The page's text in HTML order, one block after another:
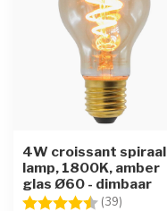
4W croissant spiraal
lamp, 1800K, amber
glas Ø60 - dimbaar
Beoordeling: (39)